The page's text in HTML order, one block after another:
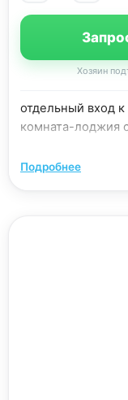
Хозяин
отдельный вход
комната-лоджия
холодильник,
Подробнее